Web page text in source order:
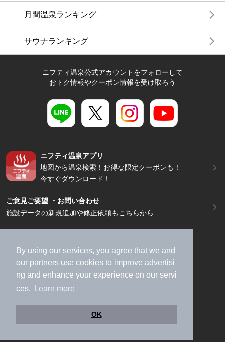
By using our services, you agree that we and
our partners use cookies to improve advertisi
ng and enhance your experience on our servi
ces.
Learn more
OK
月間温泉ランキング
サウナランキング
ニフティ温泉公式アカウントをフォローして
おトク情報やクーポン情報を受け取ろう
ニフティ温泉アプリ
地図から温泉検索！お得な限定クーポンも！
今すぐダウンロード！
ご意見ご要望 ・お問い合わせ
施設データの新規追加や修正依頼もこちらから
加盟店募集（資料請求）
広告出稿のご案内
利用規約
ライフスタイルMEMBERS+規約
特定商取引法に基づく表記
ヘルプ
採用情報
運営会社